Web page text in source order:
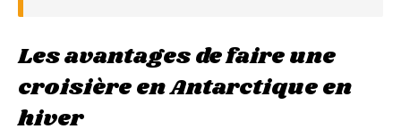
Les avantages de faire une
croisière en Antarctique en
hiver